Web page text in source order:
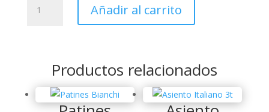
Maza
cantidad
Añadir al carrito
Productos relacionados